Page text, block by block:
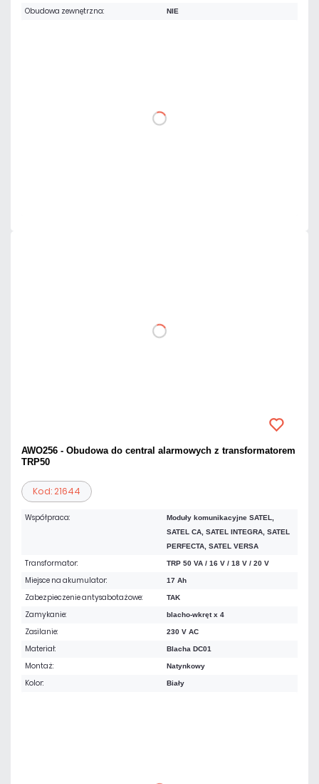
Obudowa zewnętrzna: NIE
DO KOSZYKA
AWO256 - Obudowa do central alarmowych z transformatorem
TRP50
Kod: 21644
Współpraca:
Moduły komunikacyjne SATEL,
SATEL CA, SATEL INTEGRA, SATEL
PERFECTA, SATEL VERSA
Transformator: TRP 50 VA / 16 V / 18 V / 20 V
Miejsce na akumulator: 17 Ah
Zabezpieczenie antysabotażowe: TAK
Zamykanie: blacho-wkręt x 4
Zasilanie: 230 V AC
Materiał: Blacha DC01
Montaż: Natynkowy
Kolor: Biały